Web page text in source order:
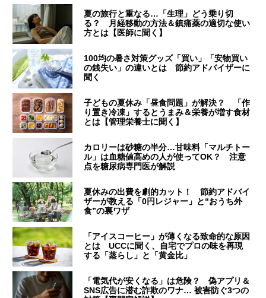
夏の旅行と重なる…「生理」どう乗り切
る？ 月経移動の方法＆鎮痛薬の適切な使い
方とは【医師に聞く】
100均の暑さ対策グッズ「買い」「安物買い
の銭失い」の違いとは 節約アドバイザーに
聞く
子どもの夏休み「昼食問題」が解決？ 「作
り置き冷凍」するとうまみ＆栄養が増す食材
とは【管理栄養士に聞く】
カロリーは砂糖の半分…甘味料「マルチトー
ル」は血糖値高めの人が使ってOK？ 注意
点を糖尿病専門医が解説
夏休みの出費を劇的カット！ 節約アドバイ
ザーが教える「0円レジャー」と“おうち外
食”の裏ワザ
「アイスコーヒー」が薄くなる致命的な原因
とは UCCに聞く、自宅でプロの味を再現
する「蒸らし」と「黄金比」
「電気代が安くなる」は危険？ 偽アプリ＆
SNS広告に潜む詐欺のワナ… 被害防ぐ3つの